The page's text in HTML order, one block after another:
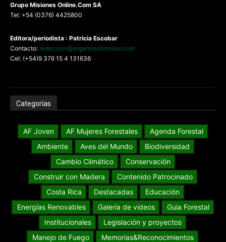
Grupo Misiones Online.Com SA
Tel: +54 (0376) 4425800
Editora/periodista : Patricia Escobar
Contacto: redaccion@argentinaforestal.com
Cel: (+54)9 376 15 4 131636
Categorías
AF Joven AF Mujeres Forestales
Agenda Forestal
Ambiente
Aves del Mundo
Biodiversidad
Cambio Climático
Conservación
Construir con Madera
Contenido Patrocinado
Costa Rica
Destacadas
Educación
Energías Renovables
Galería de videos
Guia Forestal
Institucionales
Legislación y proyectos
Manejo de Fuego
Memorias&Reconocimientos